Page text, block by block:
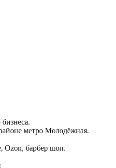
метро Молодёжная.
Ozon, барбер шоп.